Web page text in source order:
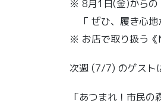
※ 8月1日(金)からの
「 ぜひ、履き心地
※ お店で取り扱う《
次週 (7/7) のゲスト
「あつまれ！市民